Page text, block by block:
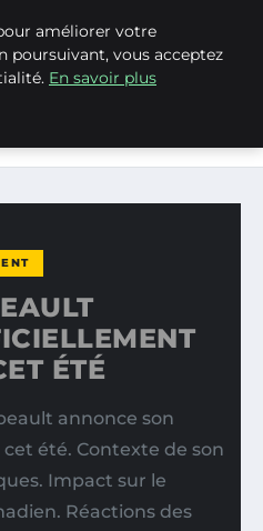
OFFICIELLEMENT SON
ÉTÉ
annonce son
été. Contexte de son
Impact sur le
Réactions des
améliorer votre
poursuivant, vous acceptez
En savoir plus